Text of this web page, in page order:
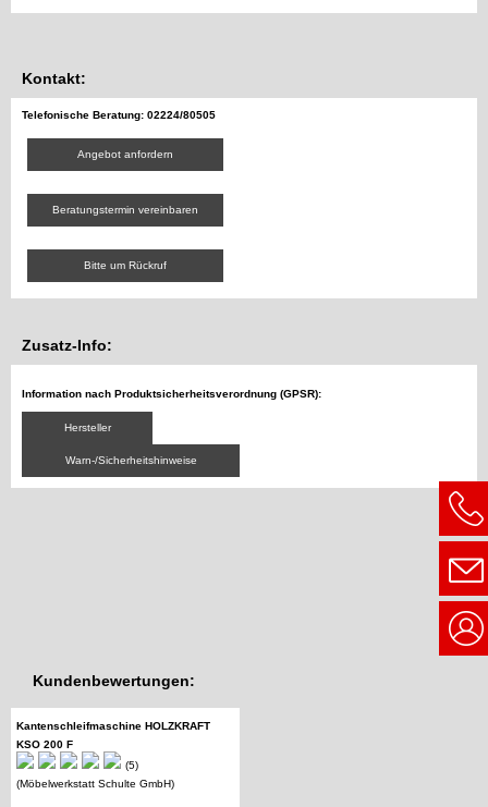
Kontakt:
Telefonische Beratung: 02224/80505
Angebot anfordern
Beratungstermin vereinbaren
Bitte um Rückruf
Zusatz-Info:
Information nach Produktsicherheitsverordnung (GPSR):
Hersteller
Warn-/Sicherheitshinweise
Kundenbewertungen:
Kantenschleifmaschine HOLZKRAFT
KSO 200 F
(5)
(Möbelwerkstatt Schulte GmbH)